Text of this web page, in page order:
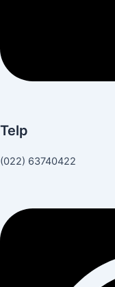
Telp
(022) 63740422